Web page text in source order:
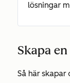
lösningar
Skapa
Så här skapar